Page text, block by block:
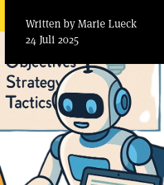
Written by Marie Lueck
24 Juli 2025